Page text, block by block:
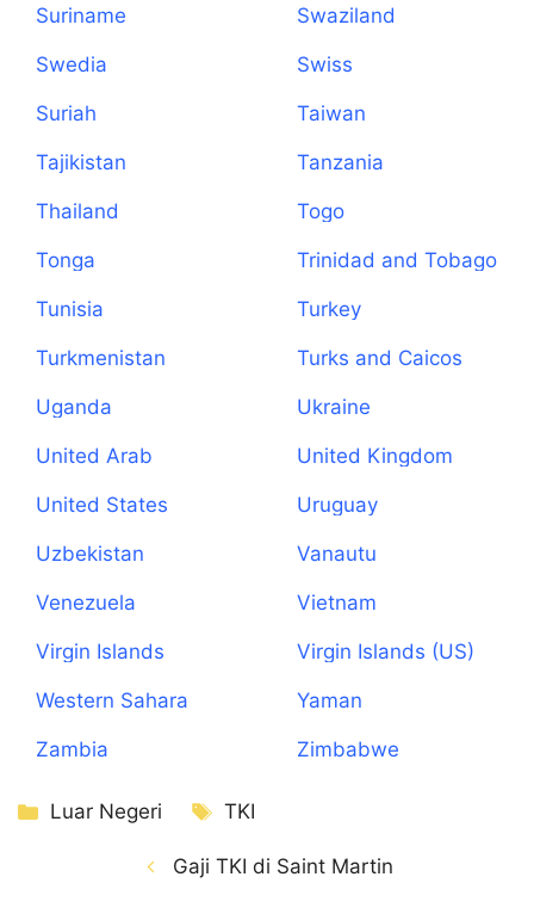
Suriname Swaziland
Swedia Swiss
Suriah Taiwan
Tajikistan Tanzania
Thailand Togo
Tonga Trinidad and Tobago
Tunisia Turkey
Turkmenistan
Turks and Caicos
Uganda Ukraine
United Arab
United Kingdom
United States Uruguay
Uzbekistan Vanautu
Venezuela Vietnam
Virgin Islands
Virgin Islands (US)
Western Sahara Yaman
Zambia Zimbabwe
Kategori
Luar Negeri Tag
TKI
Gaji TKI di Saint Martin